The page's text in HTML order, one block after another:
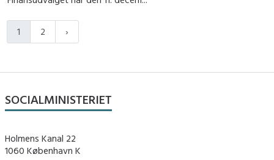
1 2
SOCIALMINISTERIET
Holmens Kanal 22
1060 København K